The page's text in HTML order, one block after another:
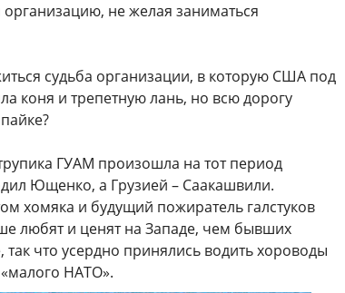
организацию, не желая заниматься
судьба организации, в которую США под
коня и трепетную лань, но всю дорогу
ГУАМ произошла на тот период
Ющенко, а Грузией – Саакашвили.
хомяка и будущий пожиратель галстуков
любят и ценят на Западе, чем бывших
что усердно принялись водить хороводы
НАТО».